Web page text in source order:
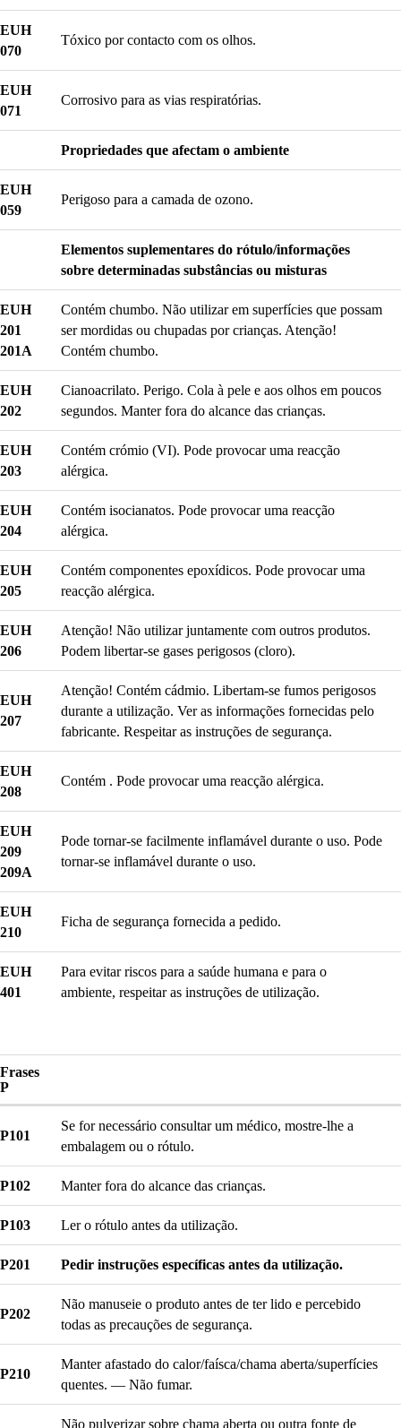
EUH
070
Tóxico por contacto com os olhos.
EUH
071
Corrosivo para as vias respiratórias.
Propriedades que afectam o ambiente
EUH
059
Perigoso para a camada de ozono.
Elementos suplementares do rótulo/informações
sobre determinadas substâncias ou misturas
EUH
201
201A
Contém chumbo. Não utilizar em superfícies que possam
ser mordidas ou chupadas por crianças. Atenção!
Contém chumbo.
EUH
202
Cianoacrilato. Perigo. Cola à pele e aos olhos em poucos
segundos. Manter fora do alcance das crianças.
EUH
203
Contém crómio (VI). Pode provocar uma reacção
alérgica.
EUH
204
Contém isocianatos. Pode provocar uma reacção
alérgica.
EUH
205
Contém componentes epoxídicos. Pode provocar uma
reacção alérgica.
EUH
206
Atenção! Não utilizar juntamente com outros produtos.
Podem libertar-se gases perigosos (cloro).
EUH
207
Atenção! Contém cádmio. Libertam-se fumos perigosos
durante a utilização. Ver as informações fornecidas pelo
fabricante. Respeitar as instruções de segurança.
EUH
208
Contém . Pode provocar uma reacção alérgica.
EUH
209
209A
Pode tornar-se facilmente inflamável durante o uso. Pode
tornar-se inflamável durante o uso.
EUH
210
Ficha de segurança fornecida a pedido.
EUH
401
Para evitar riscos para a saúde humana e para o
ambiente, respeitar as instruções de utilização.
Frases
P
P101
Se for necessário consultar um médico, mostre-lhe a
embalagem ou o rótulo.
P102 Manter fora do alcance das crianças.
P103 Ler o rótulo antes da utilização.
P201 Pedir instruções específicas antes da utilização.
P202
Não manuseie o produto antes de ter lido e percebido
todas as precauções de segurança.
P210
Manter afastado do calor/faísca/chama aberta/superfícies
quentes. — Não fumar.
Não pulverizar sobre chama aberta ou outra fonte de